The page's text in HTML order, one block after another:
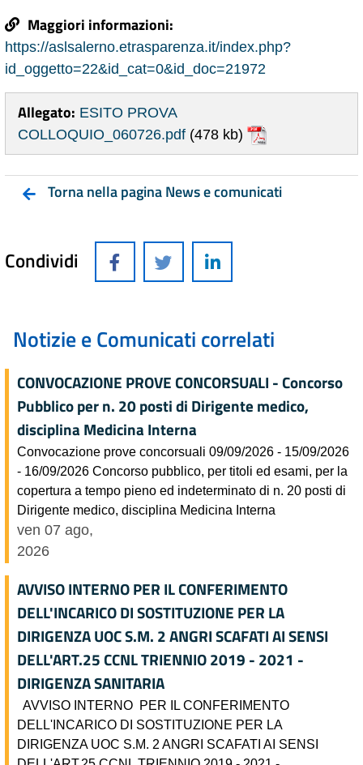
Maggiori informazioni:
https://aslsalerno.etrasparenza.it/index.php?
id_oggetto=22&id_cat=0&id_doc=21972
Allegato: ESITO PROVA
COLLOQUIO_060726.pdf (478 kb)
Torna nella pagina News e comunicati
Condividi
Notizie e Comunicati correlati
CONVOCAZIONE PROVE CONCORSUALI - Concorso
Pubblico per n. 20 posti di Dirigente medico,
disciplina Medicina Interna
Convocazione prove concorsuali 09/09/2026 - 15/09/2026
- 16/09/2026 Concorso pubblico, per titoli ed esami, per la
copertura a tempo pieno ed indeterminato di n. 20 posti di
Dirigente medico, disciplina Medicina Interna
ven 07 ago,
2026
AVVISO INTERNO PER IL CONFERIMENTO
DELL'INCARICO DI SOSTITUZIONE PER LA
DIRIGENZA UOC S.M. 2 ANGRI SCAFATI AI SENSI
DELL'ART.25 CCNL TRIENNIO 2019 - 2021 -
DIRIGENZA SANITARIA
AVVISO INTERNO PER IL CONFERIMENTO
DELL'INCARICO DI SOSTITUZIONE PER LA
DIRIGENZA UOC S.M. 2 ANGRI SCAFATI AI SENSI